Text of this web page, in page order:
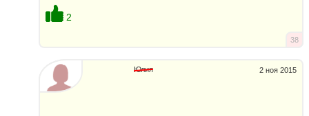
2
38
2 ноя 2015
Юлия